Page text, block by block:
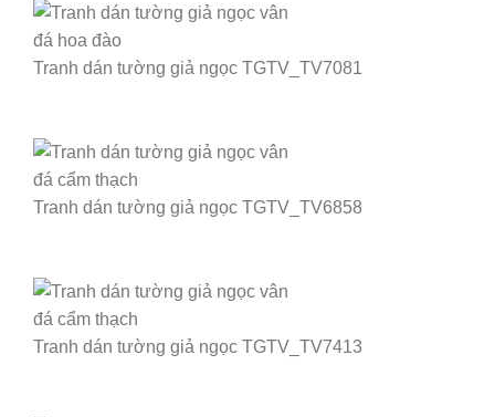
Tranh dán tường giả ngọc TGTV_TV7081
Tranh dán tường giả ngọc TGTV_TV6858
Tranh dán tường giả ngọc TGTV_TV7413